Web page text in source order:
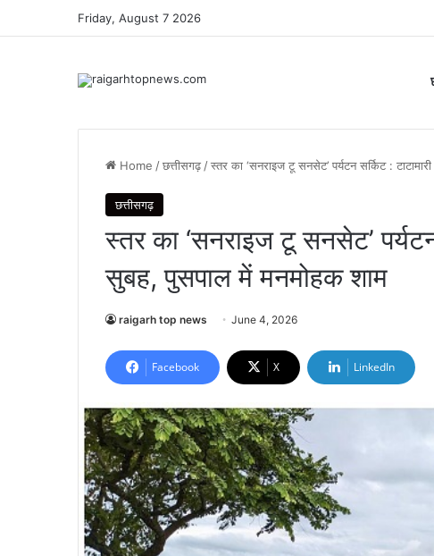
Friday, August 7 2026
Home /छत्तीसगढ़ /स्तर का ‘सनराइज टू सनसेट’ पर्यटन सर्किट :
छत्तीसगढ़
स्तर का ‘सनराइज टू सनसेट’
सुबह, पुसपाल में मनमोहक शाम
raigarh top news June 4, 2026
Facebook X LinkedIn